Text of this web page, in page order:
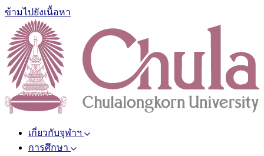
ข้ามไปยังเนื้อหา
เกี่ยวกับจุฬาฯ
การศึกษา